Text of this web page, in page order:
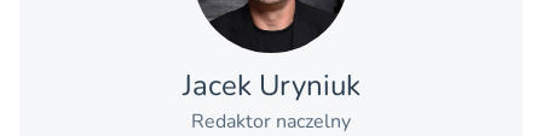
Jacek Uryniuk
Redaktor naczelny